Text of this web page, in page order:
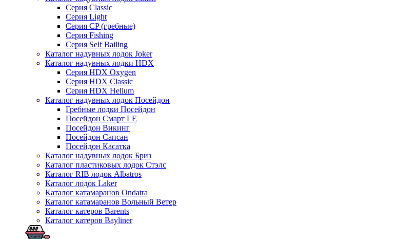
Серия Classic
Серия Light
Серия CP (гребные)
Серия Fishing
Серия Self Bailing
Каталог надувных лодок Joker
Каталог надувных лодки HDX
Серия HDX Oxygen
Серия HDX Classic
Серия HDX Helium
Каталог надувных лодок Посейдон
Гребные лодки Посейдон
Посейдон Смарт LE
Посейдон Викинг
Посейдон Сапсан
Посейдон Касатка
Каталог надувных лодок Бриз
Каталог пластиковых лодок Стэлс
Каталог RIB лодок Albatros
Каталог лодок Laker
Каталог катамаранов Ondatra
Каталог катамаранов Вольный Ветер
Каталог катеров Barents
Каталог катеров Bayliner